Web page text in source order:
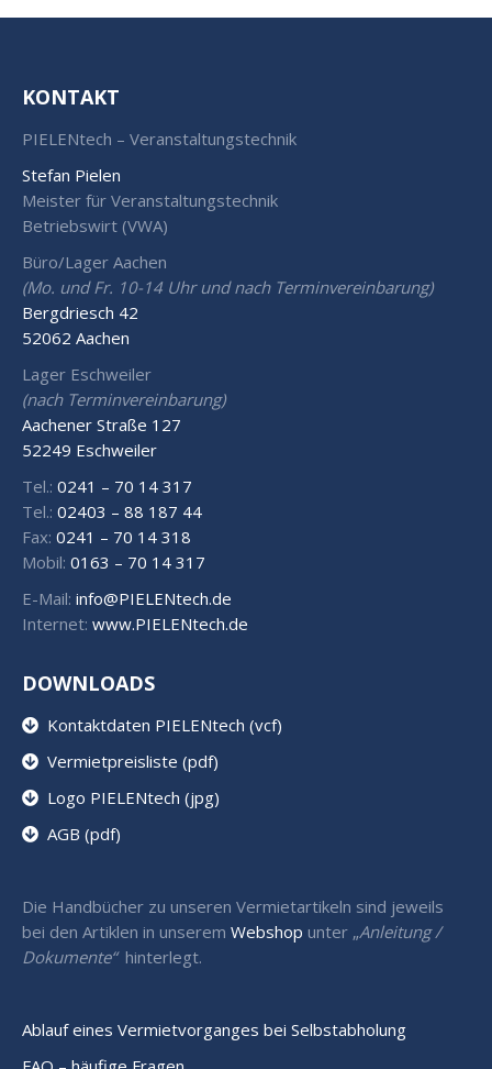
KONTAKT
PIELENtech – Veranstaltungstechnik
Stefan Pielen
Meister für Veranstaltungstechnik
Betriebswirt (VWA)
Büro/Lager Aachen
(Mo. und Fr. 10-14 Uhr und nach Terminvereinbarung)
Bergdriesch 42
52062 Aachen
Lager Eschweiler
(nach Terminvereinbarung)
Aachener Straße 127
52249 Eschweiler
Tel.: 0241 – 70 14 317
Tel.: 02403 – 88 187 44
Fax: 0241 – 70 14 318
Mobil: 0163 – 70 14 317
E-Mail: info@PIELENtech.de
Internet: www.PIELENtech.de
DOWNLOADS
Kontaktdaten PIELENtech (vcf)
Vermietpreisliste (pdf)
Logo PIELENtech (jpg)
AGB (pdf)
Die Handbücher zu unseren Vermietartikeln sind jeweils
bei den Artiklen in unserem Webshop unter „Anleitung /
Dokumente“ hinterlegt.
Ablauf eines Vermietvorganges bei Selbstabholung